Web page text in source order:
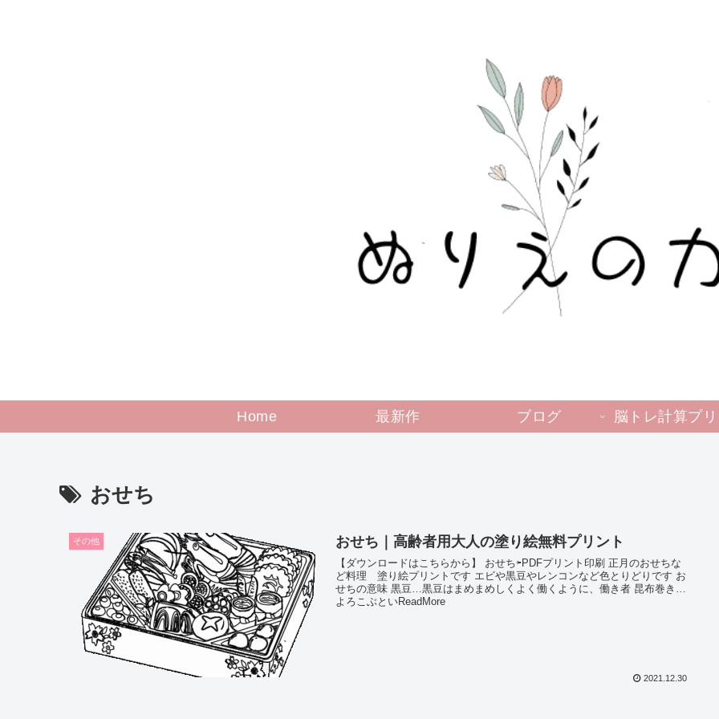
Home 最新作 ブログ 脳トレ計算プリ
おせち
その他 おせち｜高齢者用大人の塗り絵無料プリント
【ダウンロードはこちらから】 おせち⇦PDFプリント印刷 正月のおせちな
ど料理 塗り絵プリントです エビや黒豆やレンコンなど色とりどりです お
せちの意味 黒豆…黒豆はまめまめしくよく働くように、働き者 昆布巻き…
よろこぶといReadMore
2021.12.30